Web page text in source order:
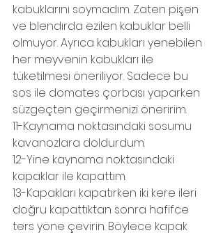
kabuklarını soymadım. Zaten pişen
ve blendırda ezilen kabuklar belli
olmuyor. Ayrıca kabukları yenebilen
her meyvenin kabukları ile
tüketilmesi öneriliyor. Sadece bu
sos ile domates çorbası yaparken
süzgeçten geçirmenizi öneririm.
11-Kaynama noktasındaki sosumu
kavanozlara doldurdum.
12-Yine kaynama noktasındaki
kapaklar ile kapattım.
13-Kapakları kapatırken iki kere ileri
doğru kapattıktan sonra hafifce
ters yöne çevirin. Böylece kapak